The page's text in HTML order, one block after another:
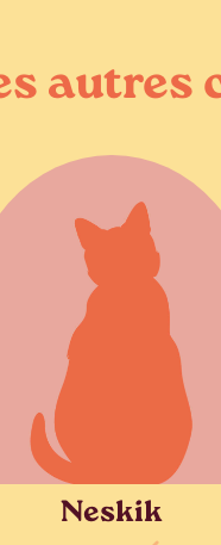
autres
Neskik